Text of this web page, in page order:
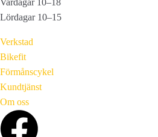
Lördagar 10–15
Verkstad
Bikefit
Förmånscykel
Kundtjänst
Om oss